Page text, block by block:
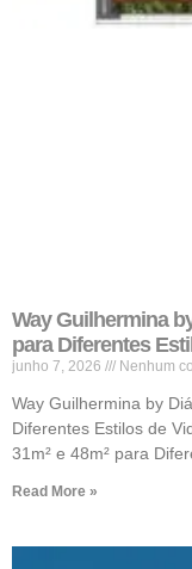
Way Guilhermina
para Diferentes
junho 7, 2026 Nenhum
Way Guilhermina by
Diferentes Estilos de
31m² e 48m² para
Read More »